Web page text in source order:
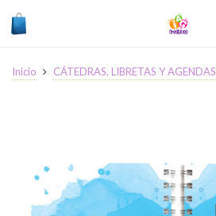
Inicio CÁTEDRAS, LIBRETAS Y AGENDAS